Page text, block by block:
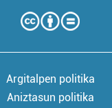
Argitalpen politika
Aniztasun politika